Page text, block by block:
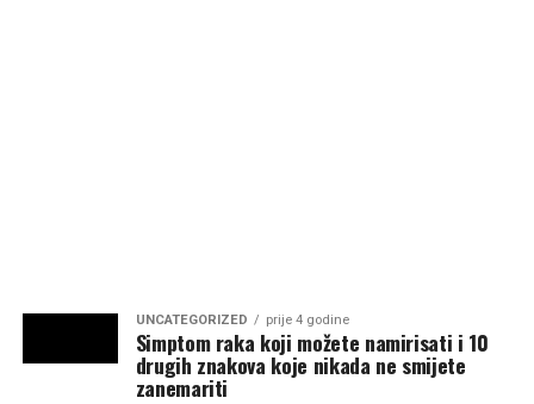
UNCATEGORIZED prije 4 godine
Simptom raka koji možete namirisati i 10
drugih znakova koje nikada ne smijete
zanemariti